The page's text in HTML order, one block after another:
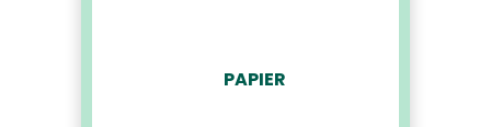
PAPIER